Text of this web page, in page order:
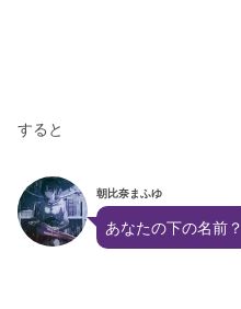
すると
朝比奈まふゆ
あなたの下の名前？